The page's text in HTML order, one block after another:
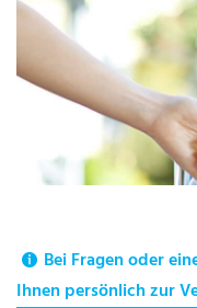
Bei Fragen oder
Ihnen persönlich zur